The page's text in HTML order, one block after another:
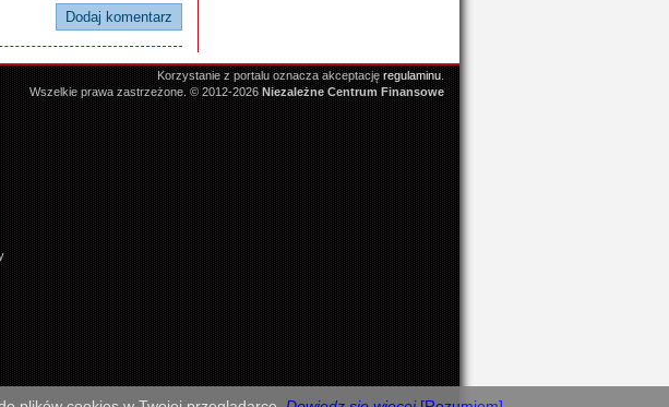
Korzystanie z portalu oznacza akceptacjęregulaminu.
Wszelkie prawa zastrzeżone. © 2012-2026Niezależne Centrum Finansowe